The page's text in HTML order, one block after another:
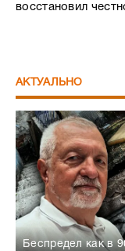
восстановил
АКТУАЛЬНО
Беспредел как в